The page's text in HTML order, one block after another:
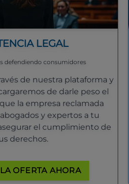
LEGAL
defendiendo consumidores
de nuestra plataforma y
de darle peso el
la empresa reclamada
y expertos a tu
el cumplimiento de
derechos.
OFERTA AHORA